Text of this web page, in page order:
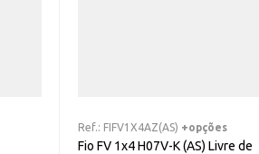
Ref.: FIFV1X4AZ(AS) +opções
Fio FV 1x4 H07V-K (AS) Livre de